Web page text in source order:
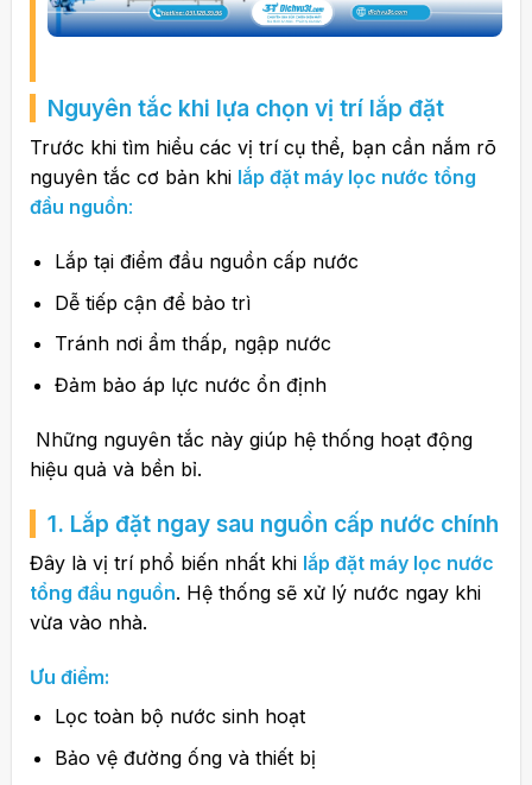
Nguyên tắc khi lựa chọn vị trí lắp đặt
Trước khi tìm hiểu các vị trí cụ thể, bạn cần nắm rõ
nguyên tắc cơ bản khi lắp đặt máy lọc nước tổng
đầu nguồn:
Lắp tại điểm đầu nguồn cấp nước
Dễ tiếp cận để bảo trì
Tránh nơi ẩm thấp, ngập nước
Đảm bảo áp lực nước ổn định
Những nguyên tắc này giúp hệ thống hoạt động
hiệu quả và bền bỉ.
1. Lắp đặt ngay sau nguồn cấp nước chính
Đây là vị trí phổ biến nhất khi lắp đặt máy lọc nước
tổng đầu nguồn. Hệ thống sẽ xử lý nước ngay khi
vừa vào nhà.
Ưu điểm:
Lọc toàn bộ nước sinh hoạt
Bảo vệ đường ống và thiết bị